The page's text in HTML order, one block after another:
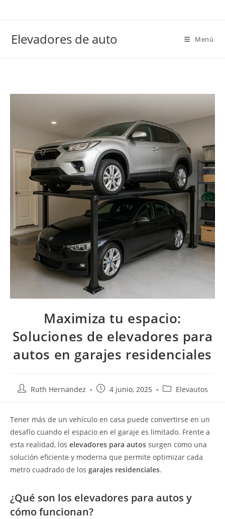
Elevadores de auto Menú
Maximiza tu espacio:
Soluciones de elevadores para
autos en garajes residenciales
Ruth Hernandez 4 junio, 2025 Elevautos
Tener más de un vehículo en casa puede convertirse en un
desafío cuando el espacio en el garaje es limitado. Frente a
esta realidad, los elevadores para autos surgen como una
solución eficiente y moderna que permite optimizar cada
metro cuadrado de los garajes residenciales.
¿Qué son los elevadores para autos y
cómo funcionan?